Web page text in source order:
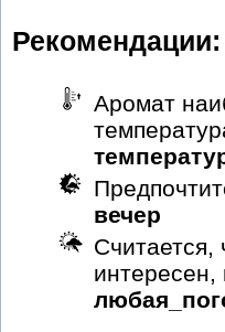
Рекомендации:
Аромат
вечер
интересен,